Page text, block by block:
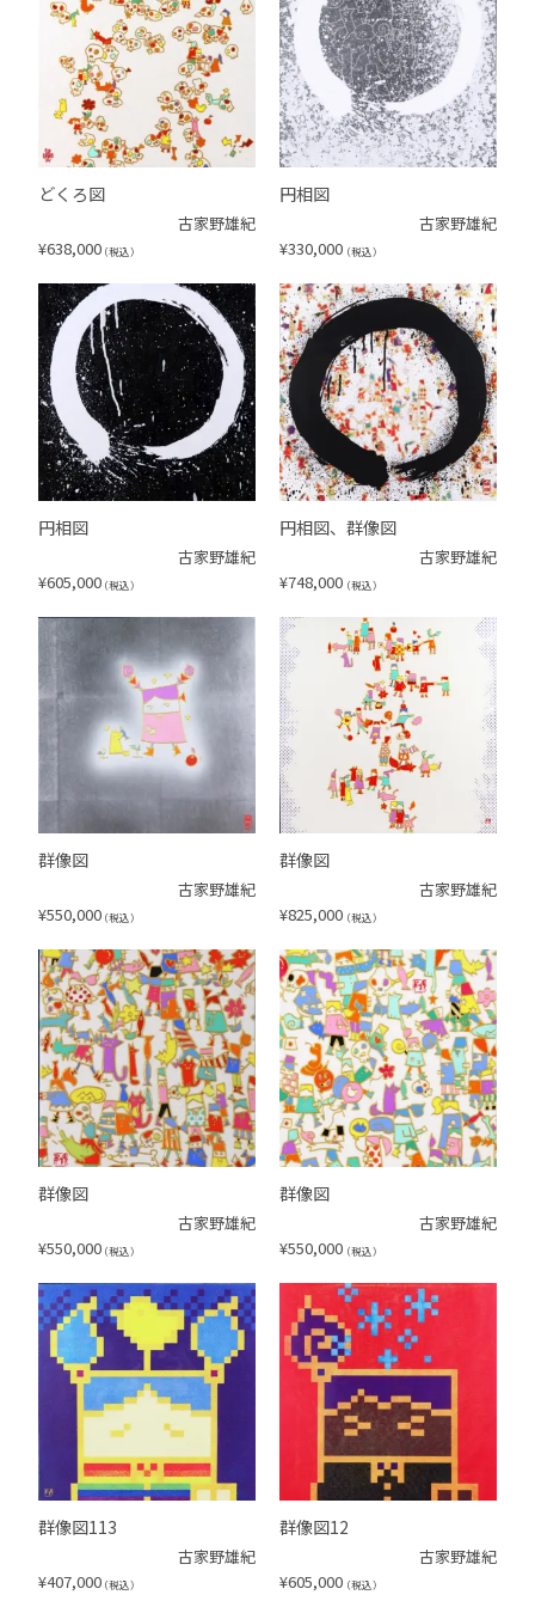
どくろ図
古家野雄紀
¥638,000 （税込）
円相図
古家野雄紀
¥330,000 （税込）
円相図
古家野雄紀
¥605,000 （税込）
円相図、群像図
古家野雄紀
¥748,000 （税込）
群像図
古家野雄紀
¥550,000 （税込）
群像図
古家野雄紀
¥825,000 （税込）
群像図
古家野雄紀
¥550,000 （税込）
群像図
古家野雄紀
¥550,000 （税込）
群像図113
古家野雄紀
¥407,000 （税込）
群像図12
古家野雄紀
¥605,000 （税込）